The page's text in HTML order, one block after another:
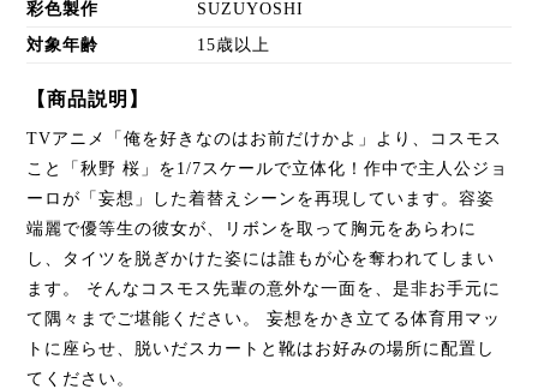
彩色製作 SUZUYOSHI
対象年齢 15歳以上
【商品説明】
TVアニメ「俺を好きなのはお前だけかよ」より、コスモス
こと「秋野 桜」を1/7スケールで立体化！作中で主人公ジョ
ーロが「妄想」した着替えシーンを再現しています。容姿
端麗で優等生の彼女が、リボンを取って胸元をあらわに
し、タイツを脱ぎかけた姿には誰もが心を奪われてしまい
ます。 そんなコスモス先輩の意外な一面を、是非お手元に
て隅々までご堪能ください。 妄想をかき立てる体育用マッ
トに座らせ、脱いだスカートと靴はお好みの場所に配置し
てください。